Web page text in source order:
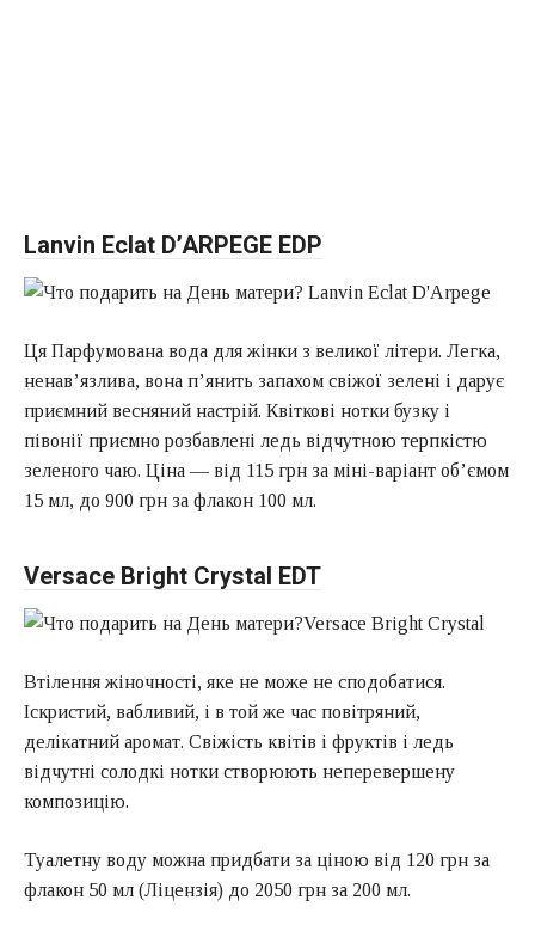
Lanvin Eclat D’ARPEGE EDP
Ця Парфумована вода для жінки з великої літери. Легка,
ненав’язлива, вона п’янить запахом свіжої зелені і дарує
приємний весняний настрій. Квіткові нотки бузку і
півонії приємно розбавлені ледь відчутною терпкістю
зеленого чаю. Ціна — від 115 грн за міні-варіант об’ємом
15 мл, до 900 грн за флакон 100 мл.
Versace Bright Crystal EDT
Втілення жіночності, яке не може не сподобатися.
Іскристий, вабливий, і в той же час повітряний,
делікатний аромат. Свіжість квітів і фруктів і ледь
відчутні солодкі нотки створюють неперевершену
композицію.
Туалетну воду можна придбати за ціною від 120 грн за
флакон 50 мл (Ліцензія) до 2050 грн за 200 мл.